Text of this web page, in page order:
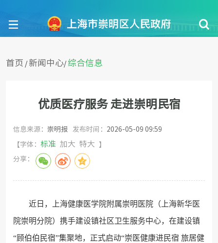
首页 /新闻中心/综合信息
优质医疗服务 走进崇明民宿
信息来源： 崇明报 发布时间： 2026-05-09 09:59
【字体： 标准 加大 特大 】
分享：
近日，上海健康医学院附属崇明医院（上海新华医
院崇明分院）携手建设镇社区卫生服务中心，在建设镇
“顾伯伯民宿”集聚地，正式启动“崇医健康进民宿 旅居健